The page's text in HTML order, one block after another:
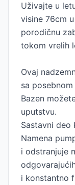
Uživajte u
visine 76cm
porodičnu
tokom vrelih
Ovaj
sa
Bazen
uputstvu.
Sastavni deo
Namena
i odstranjuje
i konstantno